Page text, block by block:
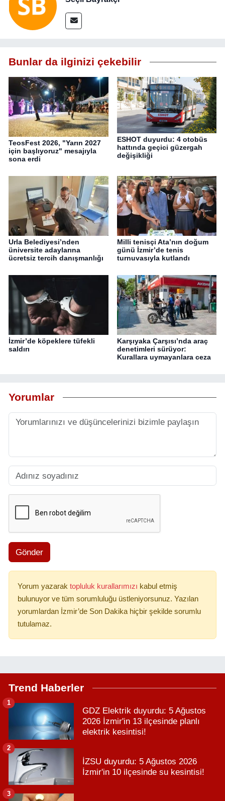
Bunlar da ilginizi çekebilir
TeosFest 2026, "Yarın 2027
için başlıyoruz" mesajıyla
sona erdi
ESHOT duyurdu: 4 otobüs
hattında geçici güzergah
değişikliği
Urla Belediyesi’nden
üniversite adaylarına
ücretsiz tercih danışmanlığı
Milli tenisçi Ata’nın doğum
günü İzmir’de tenis
turnuvasıyla kutlandı
İzmir’de köpeklere tüfekli
saldırı
Karşıyaka Çarşısı’nda araç
denetimleri sürüyor:
Kurallara uymayanlara ceza
Yorumlar
Gönder
Yorum yazarak topluluk kurallarımızı kabul etmiş
bulunuyor ve tüm sorumluluğu üstleniyorsunuz. Yazılan
yorumlardan İzmir’de Son Dakika hiçbir şekilde sorumlu
tutulamaz.
Trend Haberler
GDZ Elektrik duyurdu: 5 Ağustos
2026 İzmir'in 13 ilçesinde planlı
elektrik kesintisi!
1
İZSU duyurdu: 5 Ağustos 2026
İzmir'in 10 ilçesinde su kesintisi!
2
3